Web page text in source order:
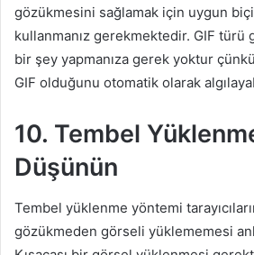
gözükmesini sağlamak için uygun
kullanmanız gerekmektedir. GIF
bir şey yapmanıza gerek yoktur
GIF olduğunu otomatik olarak
10. Tembel
Düşünün
Tembel yüklenme yöntemi
gözükmeden görseli yüklememesi